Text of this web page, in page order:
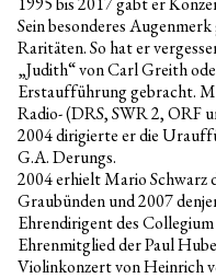
Sein besonderes
Raritäten. So hat er
„Judith“ von Carl Greith
Erstaufführung gebracht.
Radio- (DRS, SWR 2, ORF
2004 dirigierte er die
G.A. Derungs.
2004 erhielt Mario Schwarz
Graubünden und 2007
Ehrendirigent des
Ehrenmitglied der Paul
Violinkonzert von Heinrich